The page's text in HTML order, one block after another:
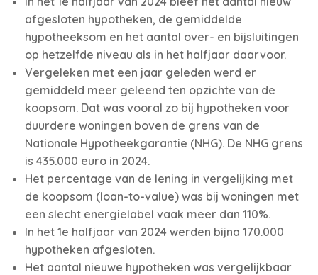
afgesloten hypotheken, de gemiddelde
hypotheeksom en het aantal over- en bijsluitingen
op hetzelfde niveau als in het halfjaar daarvoor.
Vergeleken met een jaar geleden werd er
gemiddeld meer geleend ten opzichte van de
koopsom. Dat was vooral zo bij hypotheken voor
duurdere woningen boven de grens van de
Nationale Hypotheekgarantie (NHG). De NHG grens
is 435.000 euro in 2024.
Het percentage van de lening in vergelijking met
de koopsom (loan-to-value) was bij woningen met
een slecht energielabel vaak meer dan 110%.
In het 1e halfjaar van 2024 werden bijna 170.000
hypotheken afgesloten.
Het aantal nieuwe hypotheken was vergelijkbaar